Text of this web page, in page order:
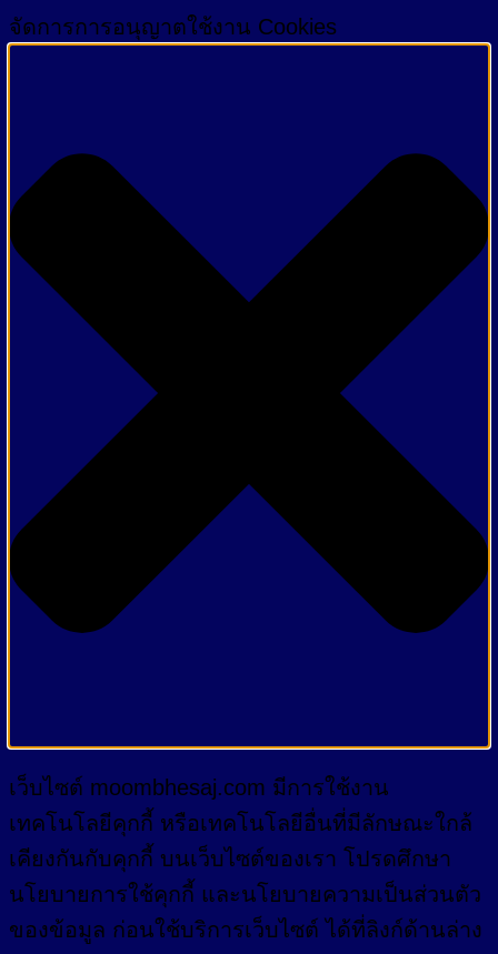
จัดการการอนุญาตใช้งาน Cookies
เว็บไซต์ moombhesaj.com มีการใช้งาน
เทคโนโลยีคุกกี้ หรือเทคโนโลยีอื่นที่มีลักษณะใกล้
เคียงกันกับคุกกี้ บนเว็บไซต์ของเรา โปรดศึกษา
นโยบายการใช้คุกกี้ และนโยบายความเป็นส่วนตัว
ของข้อมูล ก่อนใช้บริการเว็บไซต์ ได้ที่ลิงก์ด้านล่าง